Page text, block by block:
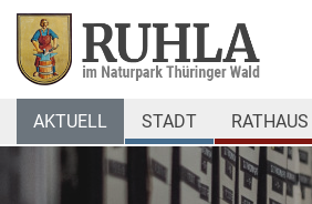
AKTUELL STADT